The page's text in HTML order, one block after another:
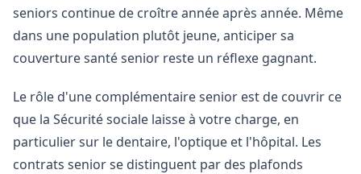
seniors continue de croître année après année. Même
dans une population plutôt jeune, anticiper sa
couverture santé senior reste un réflexe gagnant.
Le rôle d'une complémentaire senior est de couvrir ce
que la Sécurité sociale laisse à votre charge, en
particulier sur le dentaire, l'optique et l'hôpital. Les
contrats senior se distinguent par des plafonds